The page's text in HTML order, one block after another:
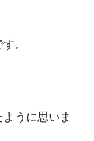
。
うに思いま